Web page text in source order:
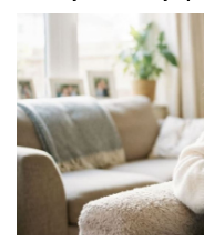
Otkriveno koliko je
VERENICE
podatak, sada se
Gore